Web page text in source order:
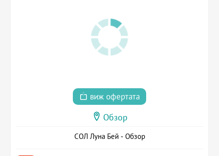
виж офертата
Обзор
СОЛ Луна Бей - Обзор